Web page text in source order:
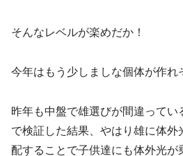
そんなレベルが楽めだか！
今年はもう少しましな個体が作れ
昨年も中盤で雄選びが間違ってい
で検証した結果、やはり雄に体外
配することで子供達にも体外光が